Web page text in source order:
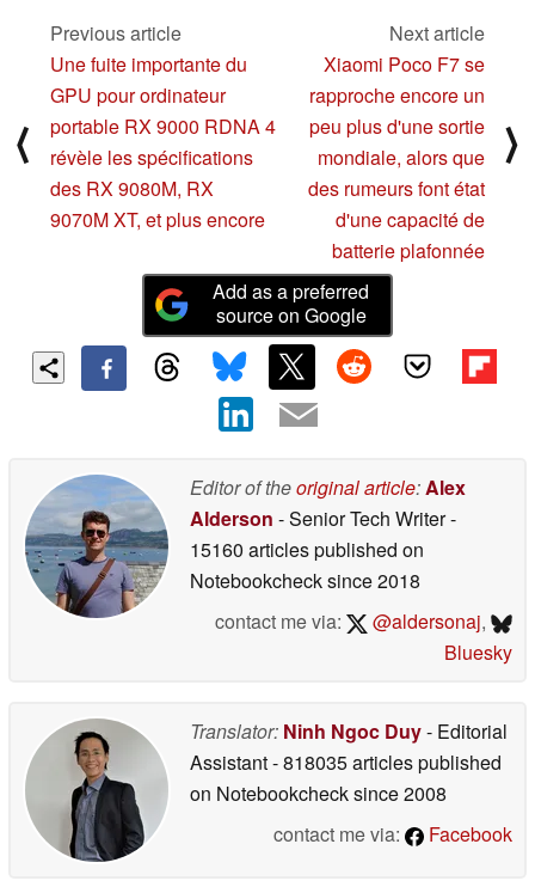
⟨
Previous article
Une fuite importante du
GPU pour ordinateur
portable RX 9000 RDNA 4
révèle les spécifications
des RX 9080M, RX
9070M XT, et plus encore
Next article
Xiaomi Poco F7 se
rapproche encore un
peu plus d'une sortie
mondiale, alors que
des rumeurs font état
d'une capacité de
batterie plafonnée
⟩
Add as a preferred
source on Google
Editor of theoriginal article:Alex
Alderson - Senior Tech Writer-
15160 articles published on
Notebookchecksince 2018
contact me via:
@aldersonaj,
Bluesky
Translator: Ninh Ngoc Duy- Editorial
Assistant- 818035 articles published
on Notebookchecksince 2008
contact me via:
Facebook